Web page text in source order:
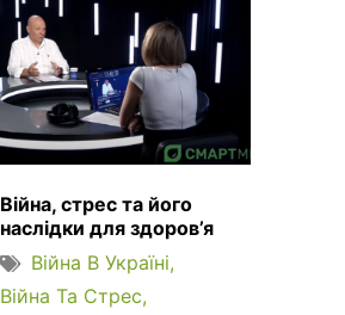
Війна, стрес та його
наслідки для здоров’я
Війна В Україні
Війна Та Стрес